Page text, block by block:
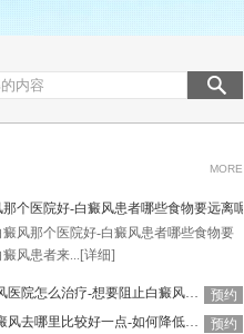
MORE
个医院好-白癜风患者哪些食物要远离呢
癜风那个医院好-白癜风患者哪些食物要
风患者来... [详细]
昆明白癜风医院怎么治疗-想要阻止白癜风扩散该怎么做
预约
昆明看白癜风去哪里比较好一点-如何降低白癜风复发率呢
预约